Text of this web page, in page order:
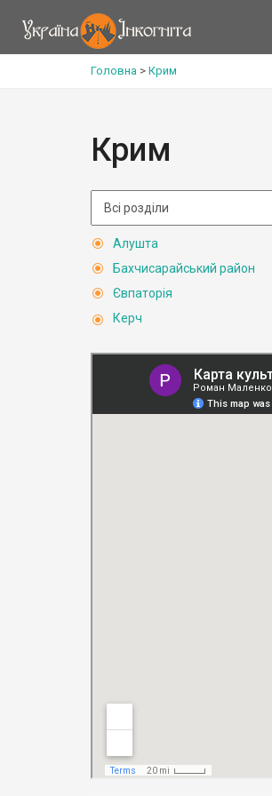
Головна > Крим
Крим
Алушта
Бахчисарайський район
Євпаторія
Керч